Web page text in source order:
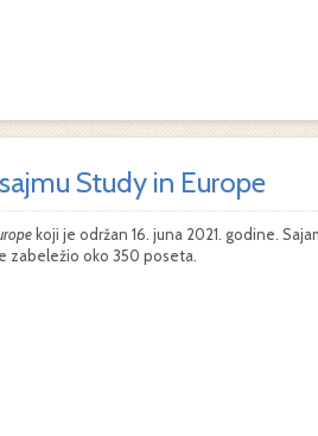
Study in Europe
koji je održan 16. juna 2021. godine.
zabeležio oko 350 poseta.